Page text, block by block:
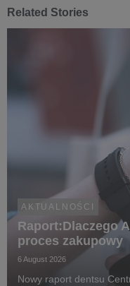
Related Stories
AKTUALNOŚCI
Raport:Dlaczego
proces zakupowy
6 August 2026
Nowy raport dentsu